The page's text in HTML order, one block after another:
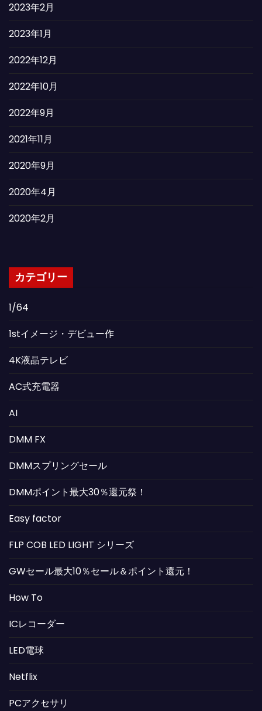
2023年2月
2023年1月
2022年12月
2022年10月
2022年9月
2021年11月
2020年9月
2020年4月
2020年2月
カテゴリー
1/64
1stイメージ・デビュー作
4K液晶テレビ
AC式充電器
AI
DMM FX
DMMスプリングセール
DMMポイント最大30％還元祭！
Easy factor
FLP COB LED LIGHT シリーズ
GWセール最大10％セール＆ポイント還元！
How To
ICレコーダー
LED電球
Netflix
PCアクセサリ